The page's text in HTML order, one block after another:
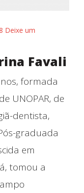
Deixe um
Favali
formada
UNOPAR, de
dentista,
graduada
em
tomou a